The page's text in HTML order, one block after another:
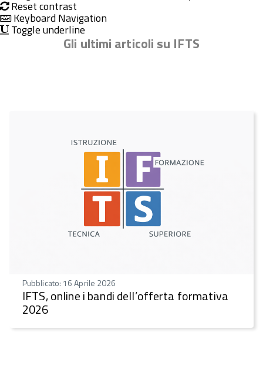
Reset contrast
Keyboard Navigation
Toggle underline
Gli ultimi articoli su IFTS
Pubblicato: 16 Aprile 2026
IFTS, online i bandi dell’offerta formativa
2026